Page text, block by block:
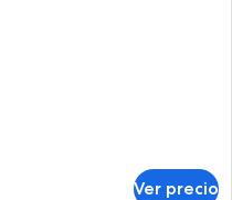
Ver precio